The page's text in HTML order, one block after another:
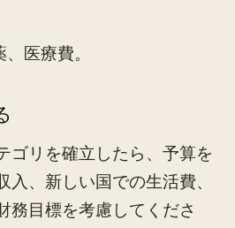
医療費。
ゴリを確立したら、予算を
、新しい国での生活費、
務目標を考慮してくださ